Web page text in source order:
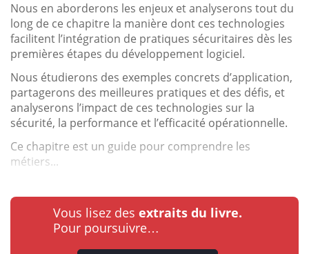
Nous en aborderons les enjeux et analyserons tout du
long de ce chapitre la manière dont ces technologies
facilitent l’intégration de pratiques sécuritaires dès les
premières étapes du développement logiciel.
Nous étudierons des exemples concrets d’application,
partagerons des meilleures pratiques et des défis, et
analyserons l’impact de ces technologies sur la
sécurité, la performance et l’efficacité opérationnelle.
Ce chapitre est un guide pour comprendre les
métiers...
Vous lisez des extraits du livre.
Pour poursuivre…